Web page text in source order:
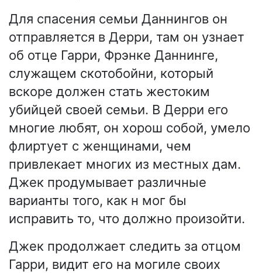
Для спасения семьи Даннингов он
отправляется в Дерри, там он узнает
об отце Гарри, Фрэнке Даннинге,
служащем скотобойни, который
вскоре должен стать жестоким
убийцей своей семьи. В Дерри его
многие любят, он хорош собой, умело
флиртует с женщинами, чем
привлекает многих из местных дам.
Джек продумывает различные
варианты того, как н мог бы
исправить то, что должно произойти.
Джек продолжает следить за отцом
Гарри, видит его на могиле своих